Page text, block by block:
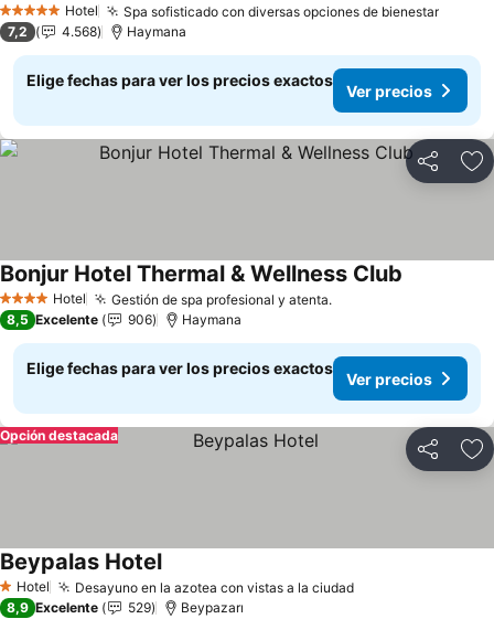
5 Estrellas Hotel Spa sofisticado con diversas opciones de bienestarVer
Ver precios
7,2 4.568 Haymana
Elige fechas para ver los precios exactos
Ver precios
Compartir
4 EstrellasHotel Gestión de spa profesional y atenta.Ver precios
Bonjur Hotel Thermal & Wellness Club
8,5 Excelente 906 Haymana
Elige fechas para ver los precios exactos
Ver precios
Compartir
Opción destacada
1 Estrellas
Hotel Desayuno en la azotea con vistas a la ciudadVer precios
Beypalas HotelVer precios
8,9 Excelente 529 Beypazarı